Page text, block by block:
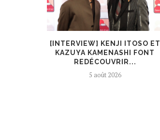
[INTERVIEW] KENJI ITOSO ET
KAZUYA KAMENASHI FONT
REDÉCOUVRIR...
5 août 2026